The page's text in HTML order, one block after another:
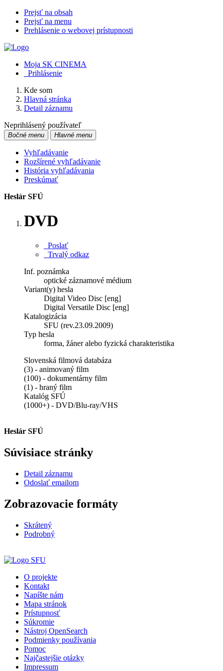
Prejsť na obsah
Prejsť na menu
Prehlásenie o webovej prístupnosti
Moja SK CINEMA
Prihlásenie
Kde som
Hlavná stránka
Detail záznamu
Neprihlásený používateľ
Bočné menu Hlavné menu
Vyhľadávanie
Rozšírené vyhľadávanie
História vyhľadávania
Preskúmať
Heslár SFÚ
DVD
Poslať
Trvalý odkaz
Inf. poznámka
optické záznamové médium
Variant(y) hesla
Digital Video Disc [eng]
Digital Versatile Disc [eng]
Katalogizácia
SFU (rev.23.09.2009)
Typ hesla
forma, žáner alebo fyzická charakteristika
Slovenská filmová databáza
(3) - animovaný film
(100) - dokumentárny film
(1) - hraný film
Katalóg SFÚ
(1000+) - DVD/Blu-ray/VHS
Heslár SFÚ
Súvisiace stránky
Detail záznamu
Odoslať emailom
Zobrazovacie formáty
Skrátený
Podrobný
O projekte
Kontakt
Napíšte nám
Mapa stránok
Prístupnosť
Súkromie
Nástroj OpenSearch
Podmienky používania
Pomoc
Najčastejšie otázky
Impressum